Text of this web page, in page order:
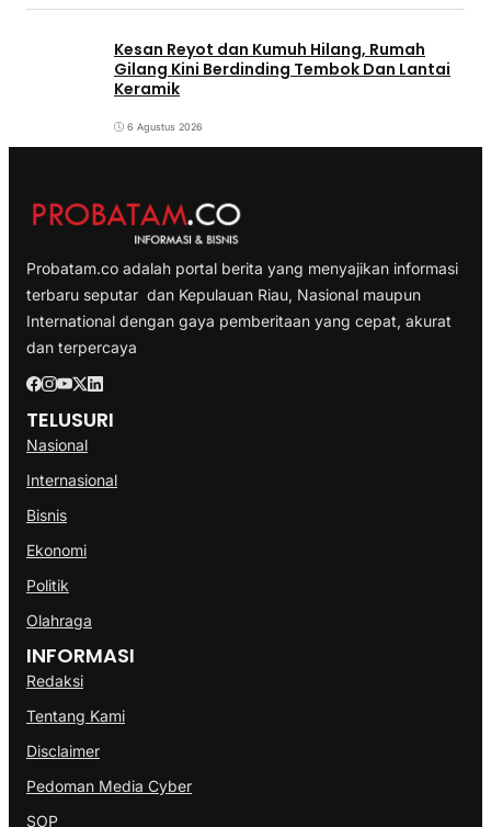
Kesan Reyot dan Kumuh Hilang, Rumah
Gilang Kini Berdinding Tembok Dan Lantai
Keramik
6 Agustus 2026
Probatam.co adalah portal berita yang menyajikan informasi
terbaru seputar dan Kepulauan Riau, Nasional maupun
International dengan gaya pemberitaan yang cepat, akurat
dan terpercaya
TELUSURI
Nasional
Internasional
Bisnis
Ekonomi
Politik
Olahraga
INFORMASI
Redaksi
Tentang Kami
Disclaimer
Pedoman Media Cyber
SOP